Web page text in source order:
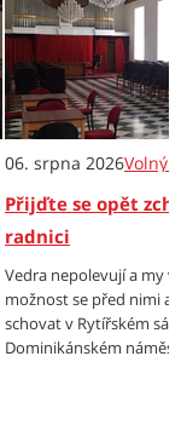
06. srpna 2026Volný
Přijďte se opět
radnici
Vedra nepolevují a my
možnost se před nimi
schovat v Rytířském
Dominikánském náměstí.